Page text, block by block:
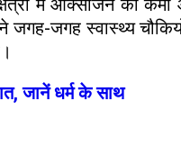
में ऑक्सीजन की
जगह-जगह स्वास्थ्य
जानें धर्म के साथ